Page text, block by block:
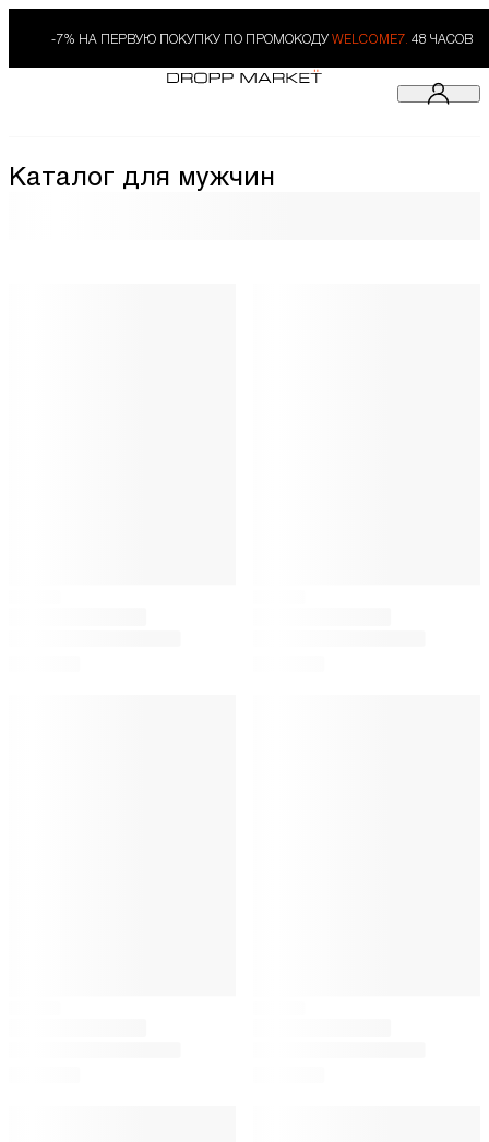
-7% НА ПЕРВУЮ ПОКУПКУ ПО ПРОМОКОДУ WELCOME7. 48 ЧАСОВ
Каталог для мужчин